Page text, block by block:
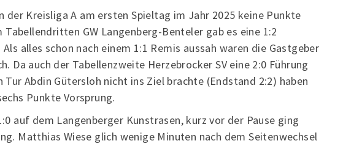
der Kreisliga A am ersten Spieltag im Jahr 2025 keine Punkte
GW Langenberg-Benteler gab es eine 1:2
alles schon nach einem 1:1 Remis aussah waren die Gastgeber
Da auch der Tabellenzweite Herzebrocker SV eine 2:0 Führung
Tur Abdin Gütersloh nicht ins Ziel brachte (Endstand 2:2) haben
Punkte Vorsprung.
auf dem Langenberger Kunstrasen, kurz vor der Pause ging
Matthias Wiese glich wenige Minuten nach dem Seitenwechsel